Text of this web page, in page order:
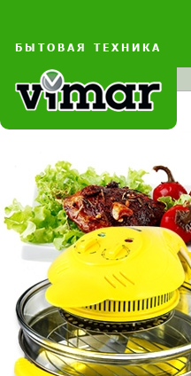
БЫТОВАЯ ТЕХНИКА